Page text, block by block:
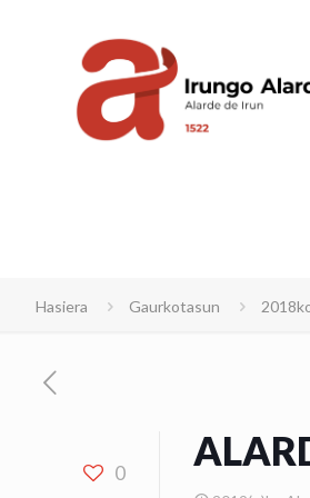
Hasiera Gaurkotasun
0